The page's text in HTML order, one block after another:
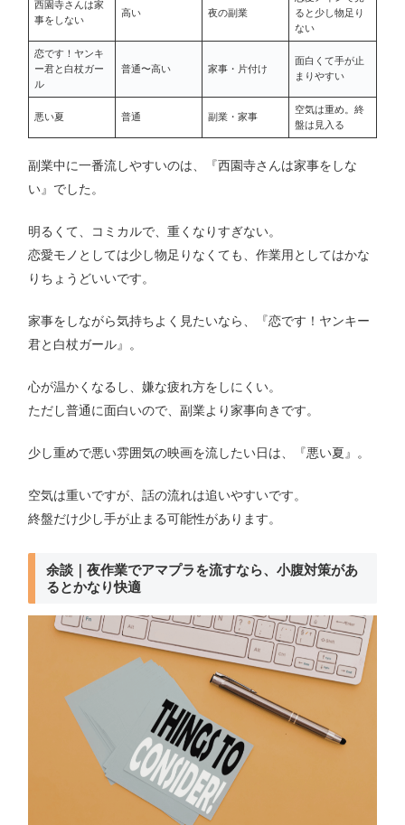
西園寺さんは家
事をしない
高い 夜の副業
ると少し物足り
ない
恋です！ヤンキ
ー君と白杖ガー
ル
普通〜高い 家事・片付け
面白くて手が止
まりやすい
悪い夏 普通 副業・家事
空気は重め。終
盤は見入る
副業中に一番流しやすいのは、『西園寺さんは家事をしな
い』でした。
明るくて、コミカルで、重くなりすぎない。
恋愛モノとしては少し物足りなくても、作業用としてはかな
りちょうどいいです。
家事をしながら気持ちよく見たいなら、『恋です！ヤンキー
君と白杖ガール』。
心が温かくなるし、嫌な疲れ方をしにくい。
ただし普通に面白いので、副業より家事向きです。
少し重めで悪い雰囲気の映画を流したい日は、『悪い夏』。
空気は重いですが、話の流れは追いやすいです。
終盤だけ少し手が止まる可能性があります。
余談｜夜作業でアマプラを流すなら、小腹対策があ
るとかなり快適